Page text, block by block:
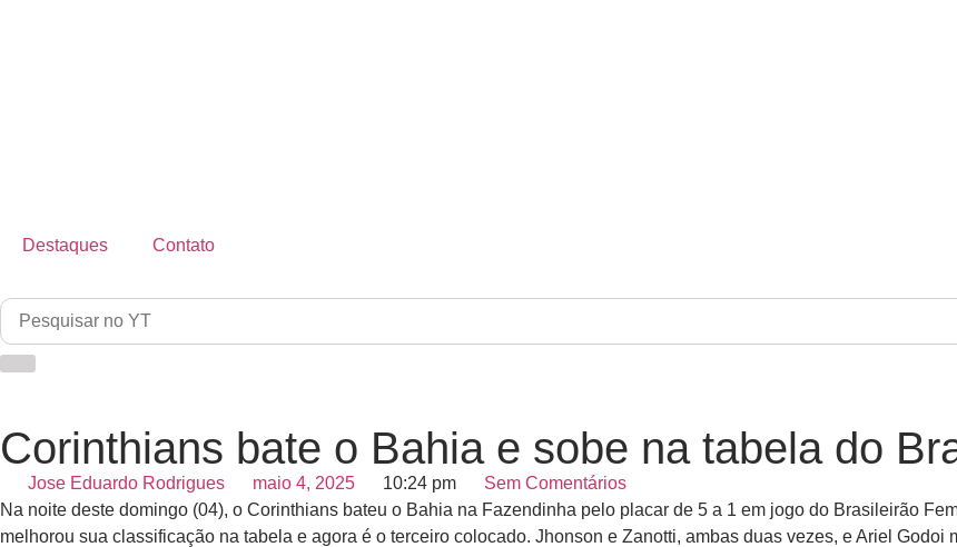
Destaques Contato
Corinthians bate o Bahia e sobe na tabela do
Jose Eduardo Rodrigues maio 4, 2025 10:24 pm
Sem Comentários
Na noite deste domingo (04), o Corinthians bateu o Bahia na Fazendinha pelo placar de 5 a 1 em jogo do Brasileirão
melhorou sua classificação na tabela e agora é o terceiro colocado. Jhonson e Zanotti, ambas duas vezes, e Ariel